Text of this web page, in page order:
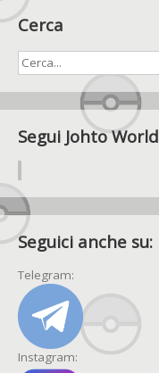
Cerca
Segui Johto World
Seguici anche su:
Telegram:
Instagram: